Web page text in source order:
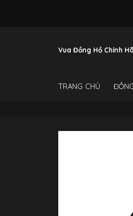
Vua Đồng Hồ Chính
TRANG CHỦ